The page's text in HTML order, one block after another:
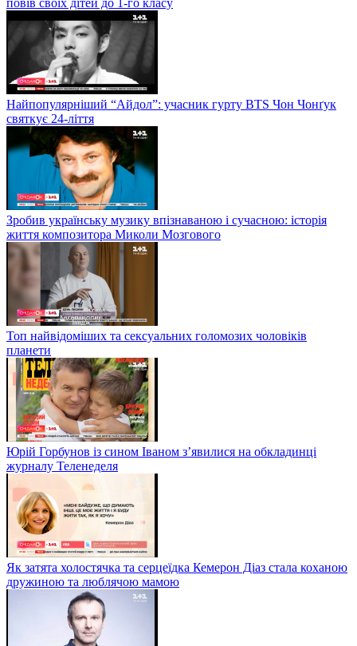
Найпопулярніший “Айдол”: учасник гурту BTS Чон Чонґук
святкує 24-ліття
Зробив українську музику впізнаваною і сучасною: історія
життя композитора Миколи Мозгового
Топ найвідоміших та сексуальних голомозих чоловіків
планети
Юрій Горбунов із сином Іваном з’явилися на обкладинці
журналу Теленеделя
Як затята холостячка та серцеїдка Кемерон Діаз стала коханою
дружиною та люблячою мамою